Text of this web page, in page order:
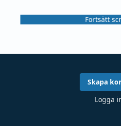
Fortsätt
Skapa
Logga